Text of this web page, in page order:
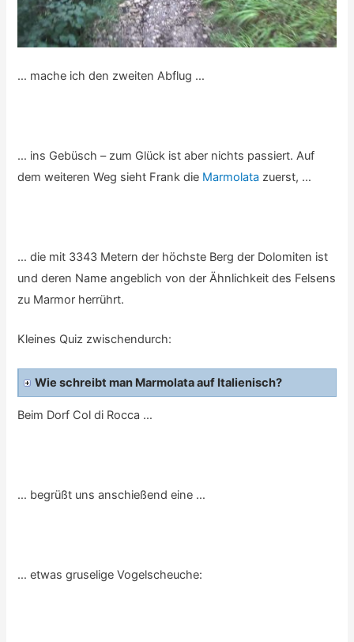
… mache ich den zweiten Abflug …
… ins Gebüsch – zum Glück ist aber nichts passiert. Auf
dem weiteren Weg sieht Frank die Marmolata zuerst, …
… die mit 3343 Metern der höchste Berg der Dolomiten ist
und deren Name angeblich von der Ähnlichkeit des Felsens
zu Marmor herrührt.
Kleines Quiz zwischendurch:
Wie schreibt man Marmolata auf Italienisch?
Beim Dorf Col di Rocca …
… begrüßt uns anschießend eine …
… etwas gruselige Vogelscheuche: